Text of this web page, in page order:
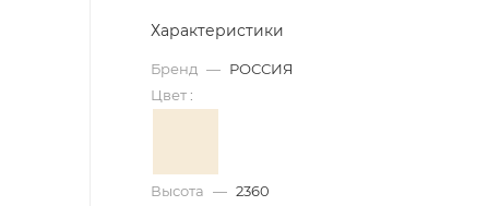
Характеристики
Бренд — РОССИЯ
Цвет :
Высота — 2360